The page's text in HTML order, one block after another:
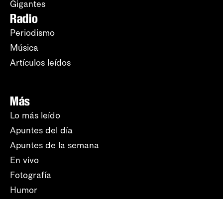
Gigantes
Radio
Periodismo
Música
Artículos leídos
Más
Lo más leído
Apuntes del día
Apuntes de la semana
En vivo
Fotografía
Humor